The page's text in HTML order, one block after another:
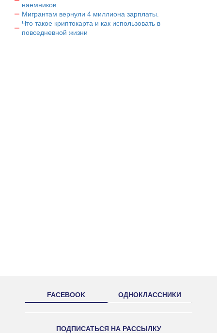
наемников.
Мигрантам вернули 4 миллиона зарплаты.
Что такое криптокарта и как использовать в
повседневной жизни
FACEBOOK ОДНОКЛАССНИКИ
ПОДПИСАТЬСЯ НА РАССЫЛКУ